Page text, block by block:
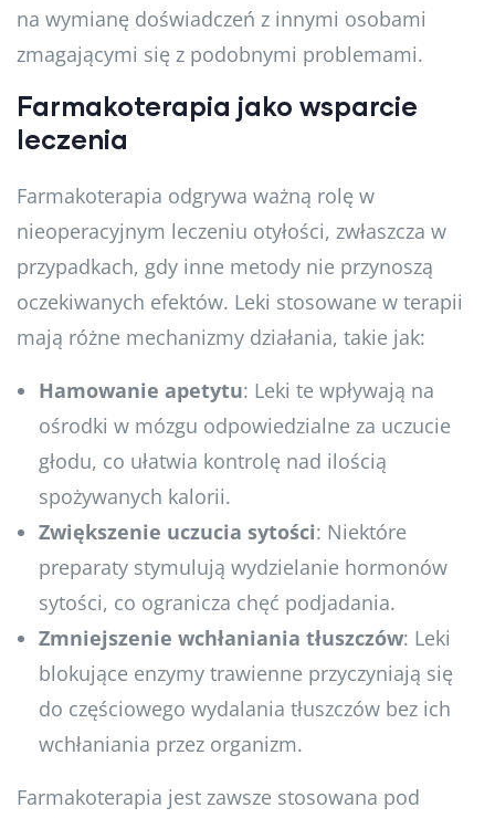
na wymianę doświadczeń z innymi osobami
zmagającymi się z podobnymi problemami.
Farmakoterapia jako wsparcie
leczenia
Farmakoterapia odgrywa ważną rolę w
nieoperacyjnym leczeniu otyłości, zwłaszcza w
przypadkach, gdy inne metody nie przynoszą
oczekiwanych efektów. Leki stosowane w terapii
mają różne mechanizmy działania, takie jak:
Hamowanie apetytu: Leki te wpływają na
ośrodki w mózgu odpowiedzialne za uczucie
głodu, co ułatwia kontrolę nad ilością
spożywanych kalorii.
Zwiększenie uczucia sytości: Niektóre
preparaty stymulują wydzielanie hormonów
sytości, co ogranicza chęć podjadania.
Zmniejszenie wchłaniania tłuszczów: Leki
blokujące enzymy trawienne przyczyniają się
do częściowego wydalania tłuszczów bez ich
wchłaniania przez organizm.
Farmakoterapia jest zawsze stosowana pod